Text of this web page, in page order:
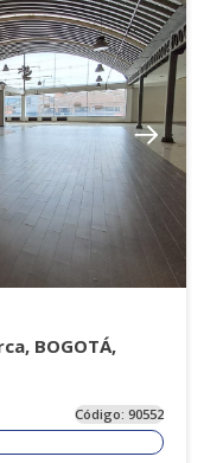
BOGOTÁ,
Código:90552